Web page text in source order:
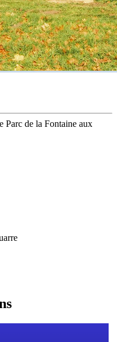
Parc de la Fontaine aux